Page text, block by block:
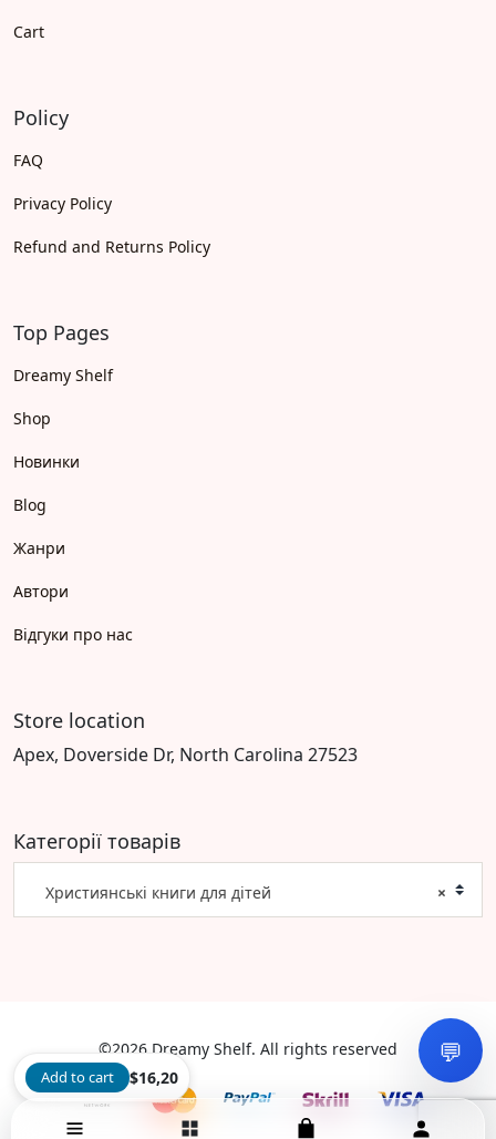
Cart
Policy
FAQ
Privacy Policy
Refund and Returns Policy
Top Pages
Dreamy Shelf
Shop
Новинки
Blog
Жанри
Автори
Відгуки про нас
Store location
Apex, Doverside Dr, North Carolina 27523
Категорії товарів
×
Християнські книги для дітей
©2026 Dreamy Shelf. All rights reserved 💬
Add to cart $16,20